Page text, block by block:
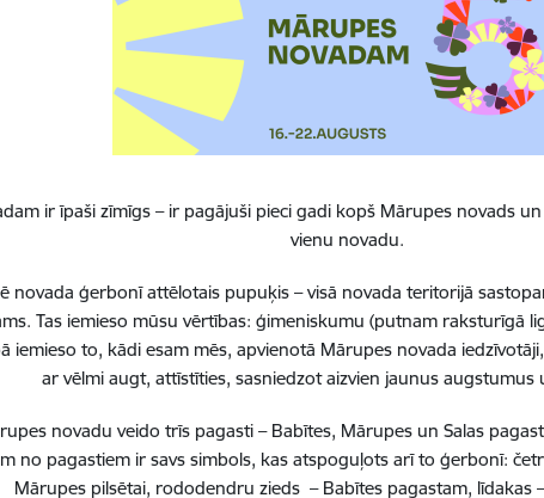
ir īpaši zīmīgs – ir pagājuši pieci gadi kopš Mārupes novads
vienu novadu.
novada ģerbonī attēlotais pupuķis – visā novada teritorijā
Tas iemieso mūsu vērtības: ģimeniskumu (putnam raksturīgā
iemieso to, kādi esam mēs, apvienotā Mārupes novada
ar vēlmi augt, attīstīties, sasniedzot aizvien jaunus augstumus
novadu veido trīs pagasti – Babītes, Mārupes un Salas
no pagastiem ir savs simbols, kas atspoguļots arī to ģerbonī:
Mārupes pilsētai, rododendru zieds – Babītes pagastam, līdakas
Visi jaunumi
Laiks
11.00–16.00